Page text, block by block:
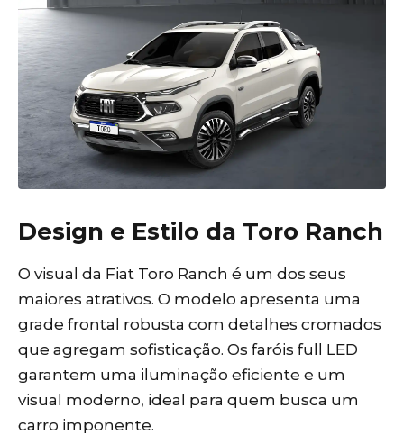
Design e Estilo da Toro Ranch
O visual da Fiat Toro Ranch é um dos seus
maiores atrativos. O modelo apresenta uma
grade frontal robusta com detalhes cromados
que agregam sofisticação. Os faróis full LED
garantem uma iluminação eficiente e um
visual moderno, ideal para quem busca um
carro imponente.